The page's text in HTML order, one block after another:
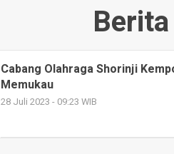
Cabang Olahraga Shorinji
Memukau
28 Juli 2023 - 09:23 WIB